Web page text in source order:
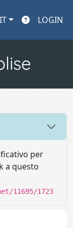
IT LOGIN
per
a questo
11695/1723